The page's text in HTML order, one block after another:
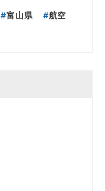
富山県
航空